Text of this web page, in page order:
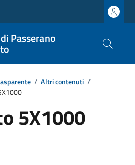
Passerano
/ Altri contenuti /
5X1000